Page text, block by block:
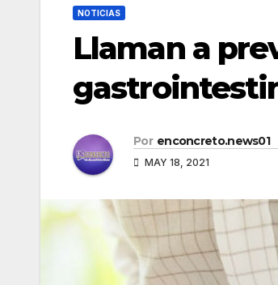
NOTICIAS
Llaman a
Por enconcreto.news01
MAY 18, 2021